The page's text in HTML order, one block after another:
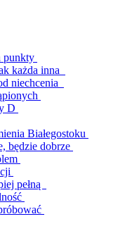
punkty
każda inna
niechcenia
D
Białegostoku
będzie dobrze
pełną